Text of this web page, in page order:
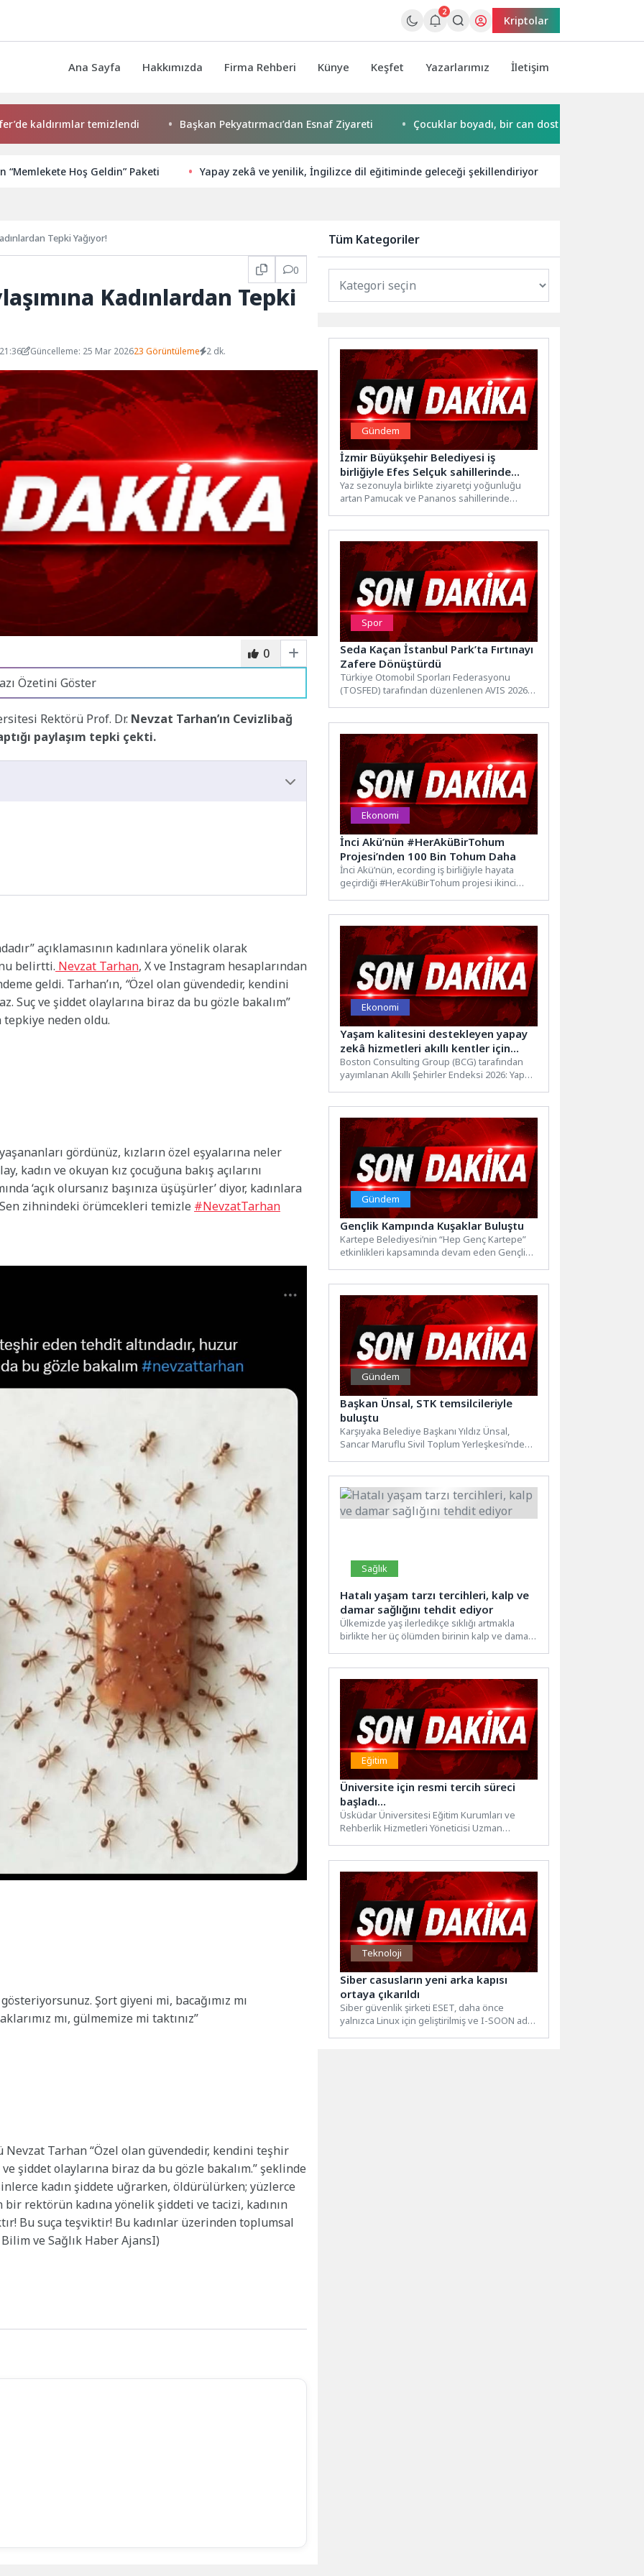
2
Kriptolar
Ana Sayfa Hakkımızda Firma Rehberi Künye Keşfet Yazarlarımız İletişim
temizlendi Başkan Pekyatırmacı’dan Esnaf Ziyareti Çocuklar boyadı, bir can dost yeni yuvasına kavuştu
“Memlekete Hoş Geldin” Paketi Yapay zekâ ve yenilik, İngilizce dil eğitiminde geleceği şekillendiriyor
Tepki Yağıyor!
0
Kadınlardan Tepki
Güncelleme: 25 Mar 202623 Görüntüleme 2 dk.
0
Özetini Göster
Rektörü Prof. Dr. Nevzat Tarhan’ın Cevizlibağ
paylaşım tepki çekti.
açıklamasının kadınlara yönelik olarak
belirtti. Nevzat Tarhan, X ve Instagram hesaplarından
geldi. Tarhan’ın, “Özel olan güvendedir, kendini
Suç ve şiddet olaylarına biraz da bu gözle bakalım”
tepkiye neden oldu.
gördünüz, kızların özel eşyalarına neler
kadın ve okuyan kız çocuğuna bakış açılarını
‘açık olursanız başınıza üşüşürler’ diyor, kadınlara
zihnindeki örümcekleri temizle #NevzatTarhan
Şort giyeni mi, bacağımız mı
mı, gülmemize mi taktınız”
Nevzat Tarhan“Özel olan güvendedir, kendini teşhir
şiddet olaylarına biraz da bu gözle bakalım.” şeklinde
kadın şiddete uğrarken, öldürülürken; yüzlerce
rektörün kadına yönelik şiddeti ve tacizi, kadının
Bu suça teşviktir! Bu kadınlar üzerinden toplumsal
Bilim ve Sağlık Haber AjansI)
Tüm Kategoriler
Gündem
İzmir Büyükşehir Belediyesi iş
birliğiyle Efes Selçuk sahillerinde
temizlik mesaisi devam ediyor
Yaz sezonuyla birlikte ziyaretçi yoğunluğu
artan Pamucak ve Pananos sahillerinde
Spor
Seda Kaçan İstanbul Park’ta Fırtınayı
Zafere Dönüştürdü
Türkiye Otomobil Sporları Federasyonu
(TOSFED) tarafından düzenlenen AVIS 2026
Ekonomi
İnci Akü’nün #HerAküBirTohum
Projesi’nden 100 Bin Tohum Daha
İnci Akü’nün, ecording iş birliğiyle hayata
geçirdiği #HerAküBirTohum projesi ikinci
Ekonomi
Yaşam kalitesini destekleyen yapay
zekâ hizmetleri akıllı kentler için
finansman ve altyapı kadar önemli
Boston Consulting Group (BCG) tarafından
yayımlanan Akıllı Şehirler Endeksi 2026: Yapay
Gündem
Gençlik Kampında Kuşaklar Buluştu
Kartepe Belediyesi’nin “Hep Genç Kartepe”
etkinlikleri kapsamında devam eden Gençlik
Gündem
Başkan Ünsal, STK temsilcileriyle
buluştu
Karşıyaka Belediye Başkanı Yıldız Ünsal,
Sancar Maruflu Sivil Toplum Yerleşkesi’nde
Sağlık
Hatalı yaşam tarzı tercihleri, kalp ve
damar sağlığını tehdit ediyor
Ülkemizde yaş ilerledikçe sıklığı artmakla
birlikte her üç ölümden birinin kalp ve damar
Eğitim
Üniversite için resmi tercih süreci
başladı…
Üsküdar Üniversitesi Eğitim Kurumları ve
Rehberlik Hizmetleri Yöneticisi Uzman
Teknoloji
Siber casusların yeni arka kapısı
ortaya çıkarıldı
Siber güvenlik şirketi ESET, daha önce
yalnızca Linux için geliştirilmiş ve I-SOON adlı